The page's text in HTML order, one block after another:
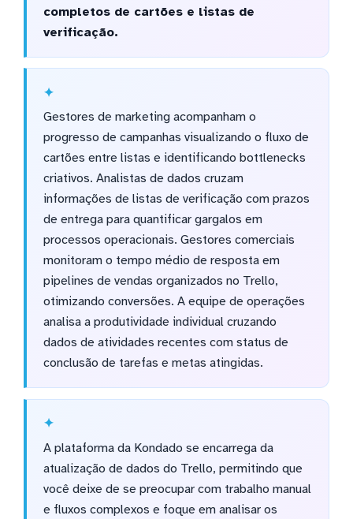
completos de cartões e listas de
verificação.
Gestores de marketing acompanham o
progresso de campanhas visualizando o fluxo de
cartões entre listas e identificando bottlenecks
criativos. Analistas de dados cruzam
informações de listas de verificação com prazos
de entrega para quantificar gargalos em
processos operacionais. Gestores comerciais
monitoram o tempo médio de resposta em
pipelines de vendas organizados no Trello,
otimizando conversões. A equipe de operações
analisa a produtividade individual cruzando
dados de atividades recentes com status de
conclusão de tarefas e metas atingidas.
A plataforma da Kondado se encarrega da
atualização de dados do Trello, permitindo que
você deixe de se preocupar com trabalho manual
e fluxos complexos e foque em analisar os